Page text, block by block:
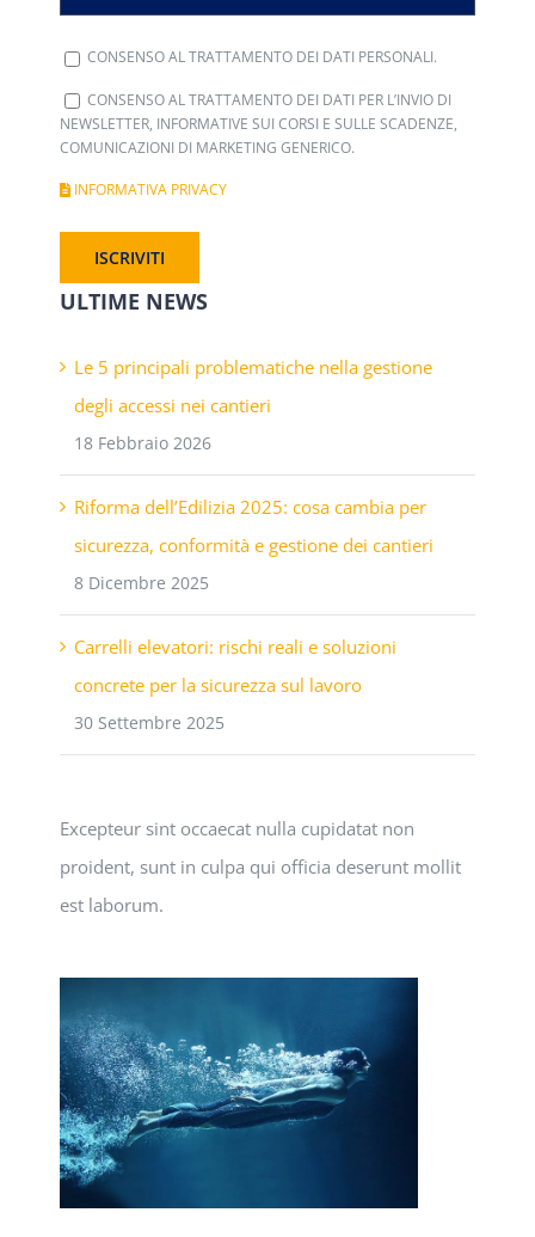
CONSENSO AL TRATTAMENTO DEI DATI PERSONALI.
CONSENSO AL TRATTAMENTO DEI DATI PER L’INVIO DI
NEWSLETTER, INFORMATIVE SUI CORSI E SULLE SCADENZE,
COMUNICAZIONI DI MARKETING GENERICO.
INFORMATIVA PRIVACY
ULTIME NEWS
Le 5 principali problematiche nella gestione
degli accessi nei cantieri
18 Febbraio 2026
Riforma dell’Edilizia 2025: cosa cambia per
sicurezza, conformità e gestione dei cantieri
8 Dicembre 2025
Carrelli elevatori: rischi reali e soluzioni
concrete per la sicurezza sul lavoro
30 Settembre 2025
Excepteur sint occaecat nulla cupidatat non
proident, sunt in culpa qui officia deserunt mollit
est laborum.